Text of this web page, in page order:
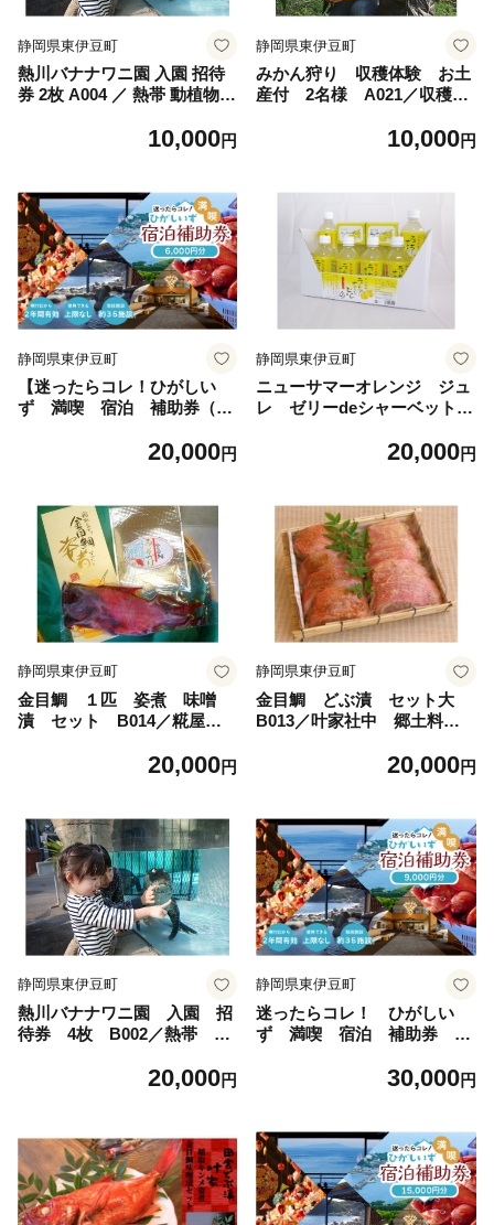
静岡県東伊豆町
熱川バナナワニ園 入園 招待
券 2枚 A004 ／ 熱帯 動植物園
10,000円
静岡県東伊豆町
みかん狩り 収穫体験 お土
産付 2名様 A021／収穫体
ルーツ 静岡県 東伊豆町
10,000円
静岡県東伊豆町
【迷ったらコレ！ひがしい
ず 満喫 宿泊 補助券（6
東伊豆町 /伊豆 旅行券 宿泊券
呂付客室 源泉かけ流し 金目
鯛 煮つけ 伊勢海老 鮑 海鮮
会席料理 オーシャンビュー
絶景 ※2名様 ペア 一人旅で
も利用可 1泊2食 日帰り 食事
券 ギフト
20,000円
静岡県東伊豆町
ニューサマーオレンジ ジュ
レ ゼリーdeシャーベット
遊庵 ジュース 静岡県 東
20,000円
静岡県東伊豆町
金目鯛 １匹 姿煮 味噌
漬 セット B014／糀屋
メ 静岡県 東伊豆町20,000円
静岡県東伊豆町
金目鯛 どぶ漬 セット大
B013／叶家社中 郷土料
西京味噌 みそ漬 静岡県
20,000円
静岡県東伊豆町
熱川バナナワニ園 入園 招
待券 4枚 B002／熱帯 動
20,000円
静岡県東伊豆町
迷ったらコレ！ ひがしい
ず 満喫 宿泊 補助券
30,000円